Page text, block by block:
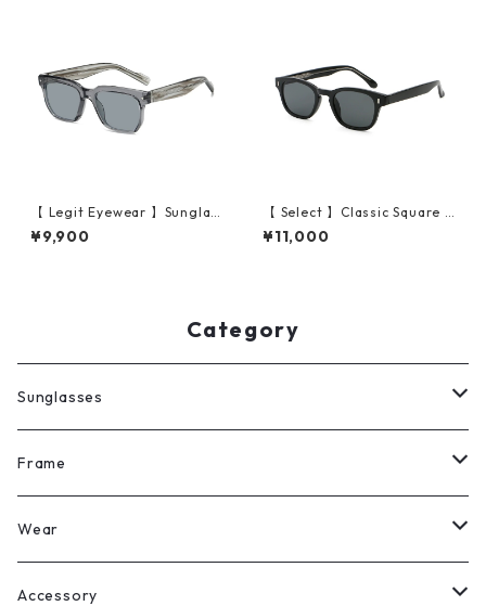
【 Legit Eyewear 】Sunglas
ses Sutoku (Grey/Grey)
¥9,900
【 Select 】Classic Square F
rame High Quality Sunglass
es (Black/Grey)
¥11,000
Category
Sunglasses
All
Legit Eyewear
Select
Frame
ボストン
ウェリントン
Wear
All
Accessory